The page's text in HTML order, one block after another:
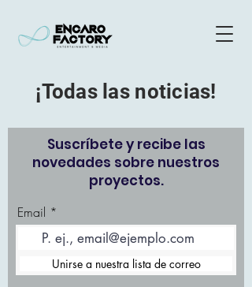
¡Todas las noticias!
Suscríbete y recibe las
novedades sobre nuestros
proyectos.
Email
Unirse a nuestra lista de correo